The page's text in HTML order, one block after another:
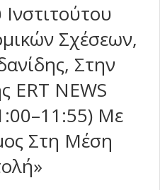
Σχέσεων,
Στην
ERT NEWS
Με
Στη Μέση